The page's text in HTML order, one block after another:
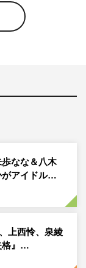
東京 毎週木曜
ット「Mi
組に出演する
第1弾。未歩な
。
つ「こうなりた
想を追いかける
グらしい、かわ
なな＆八木
がアイドル…
上西怜、泉綾
格』…